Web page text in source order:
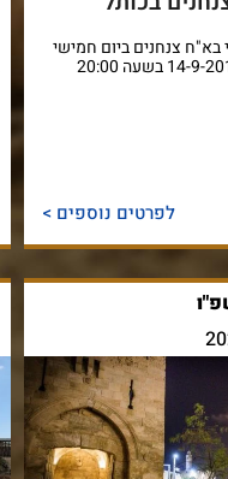
צנחנים ביום חמישי
כ"ג באלול תשע"ז 14-9-2017 בשעה 20:00
לפרטים נוספים >